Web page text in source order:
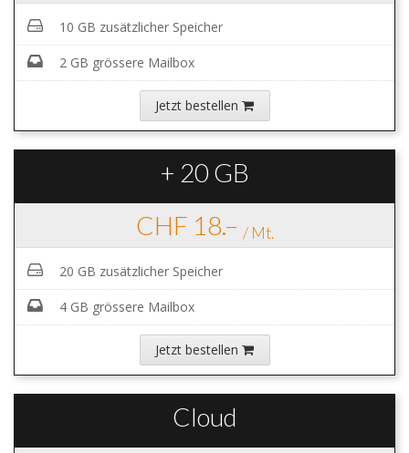
10 GB zusätzlicher Speicher
2 GB grössere Mailbox
Jetzt bestellen
+ 20 GB
CHF 18.– / Mt.
20 GB zusätzlicher Speicher
4 GB grössere Mailbox
Jetzt bestellen
Cloud